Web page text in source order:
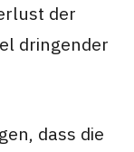
der
dringender
dass die